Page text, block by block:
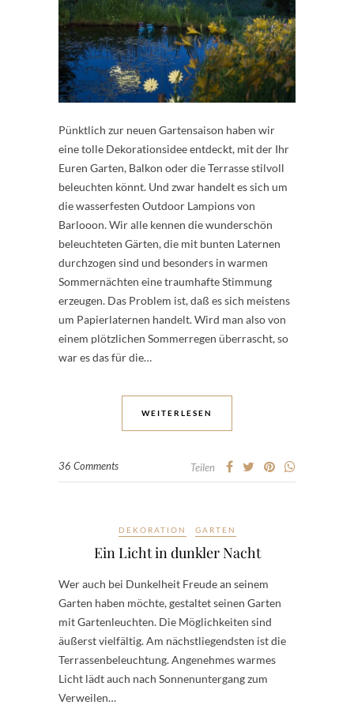
Pünktlich zur neuen Gartensaison haben wir
eine tolle Dekorationsidee entdeckt, mit der Ihr
Euren Garten, Balkon oder die Terrasse stilvoll
beleuchten könnt. Und zwar handelt es sich um
die wasserfesten Outdoor Lampions von
Barlooon. Wir alle kennen die wunderschön
beleuchteten Gärten, die mit bunten Laternen
durchzogen sind und besonders in warmen
Sommernächten eine traumhafte Stimmung
erzeugen. Das Problem ist, daß es sich meistens
um Papierlaternen handelt. Wird man also von
einem plötzlichen Sommerregen überrascht, so
war es das für die…
WEITERLESEN
36 Comments Teilen
DEKORATION GARTEN
Ein Licht in dunkler Nacht
Wer auch bei Dunkelheit Freude an seinem
Garten haben möchte, gestaltet seinen Garten
mit Gartenleuchten. Die Möglichkeiten sind
äußerst vielfältig. Am nächstliegendsten ist die
Terrassenbeleuchtung. Angenehmes warmes
Licht lädt auch nach Sonnenuntergang zum
Verweilen…